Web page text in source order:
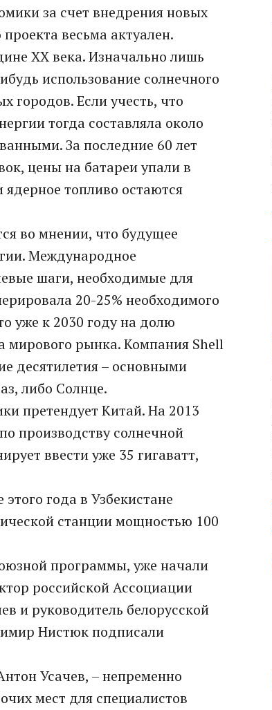
за счет внедрения новых
весьма актуален.
XX века. Изначально лишь
использование солнечного
городов. Если учесть, что
тогда составляла около
За последние 60 лет
цены на батареи упали в
ядерное топливо остаются
во мнении, что будущее
Международное
шаги, необходимые для
20-25% необходимого
уже к 2030 году на долю
мирового рынка. Компания Shell
десятилетия – основными
либо Солнце.
претендует Китай. На 2013
производству солнечной
ввести уже 35 гигаватт,
года в Узбекистане
станции мощностью 100
программы, уже начали
российской Ассоциации
и руководитель белорусской
Нистюк подписали
Усачев, – непременно
мест для специалистов